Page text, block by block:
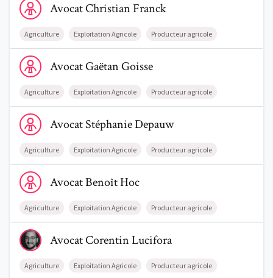
Blog
Comment nous vous aidons
Une start-up 100% indépendante
AvocatChristianFranck
Agriculture Exploitation Agricole Producteur agricole
Voir le profil de AvocatGaëtan Goisse
AvocatGaëtanGoisse
Agriculture Exploitation Agricole Producteur agricole
Voir le profil de AvocatStéphanie Depauw
AvocatStéphanieDepauw
Agriculture Exploitation Agricole Producteur agricole
Voir le profil de AvocatBenoît Hoc
AvocatBenoîtHoc
Agriculture Exploitation Agricole Producteur agricole
Voir le profil de AvocatCorentin Lucifora
AvocatCorentinLucifora
Agriculture Exploitation Agricole Producteur agricole